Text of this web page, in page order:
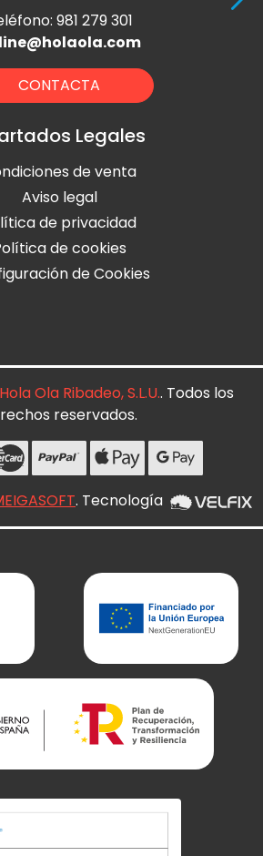
981 279 301
CONTACTA
Legales
de venta
Aviso legal
de privacidad
de cookies
de Cookies
Hola Ola Ribadeo, S.L.U.. Todos los
reservados.
. Tecnología